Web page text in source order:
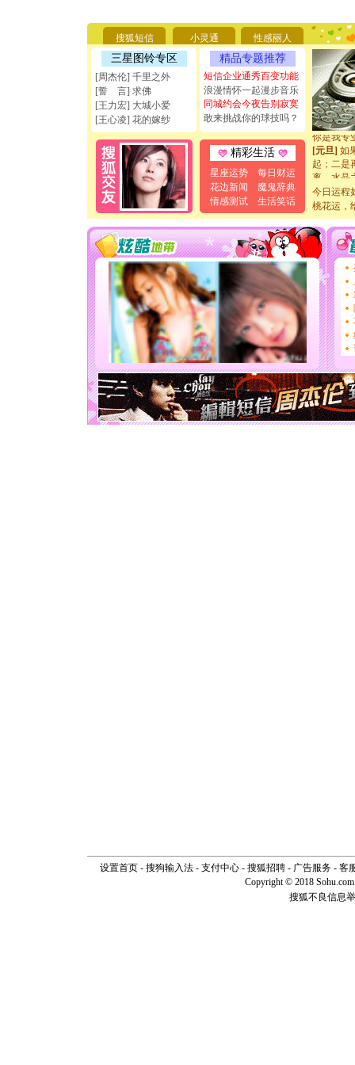
搜狐短信 小灵通 性感丽人
三星图铃专区
[周杰伦] 千里之外
[誓 言] 求佛
[王力宏] 大城小爱
[王心凌] 花的嫁纱
精品专题推荐
短信企业通秀百变功能
浪漫情怀一起漫步音乐
同城约会今夜告别寂寞
敢来挑战你的球技吗？
精彩生活
星座运势
每日财运
花边新闻
魔鬼辞典
情感测试
生活笑话
要平安！
[圣诞节]
能正大光
天都要快
[圣诞节]
如意,快
[元旦]看
断电。爱
你是我专
[元旦] 如
起；二是
离。水晶
[元旦]当
泣，这痛
卖了。水
[春节]风
颜！冬去
道一声
[春节]
传
片叶子
送你一
[圣诞节]
你太多
要平安
[圣诞节]
能正大
天都要快
[圣诞节]
如意,快
[元旦]看
今日运程
桃花运，
设置首页- 搜狗输入法- 支付中心- 搜狐招聘- 广告服务- 客
Copyright © 2018
搜狐不良信息